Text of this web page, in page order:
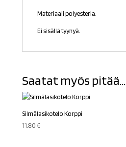
Materiaali polyesteria.
Ei sisällä tyynyä.
Saatat myös pitää...
Silmälasikotelo Korppi
11,80€